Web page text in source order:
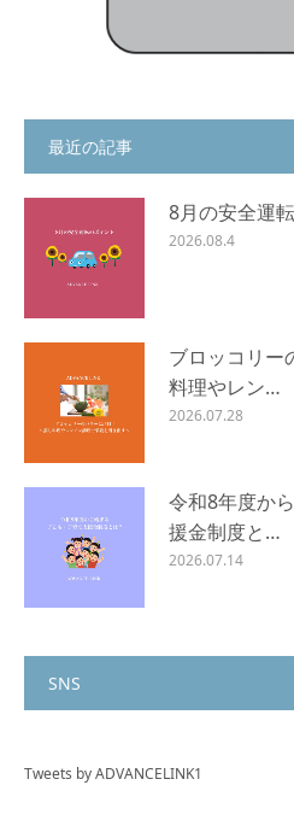
最近の記事
8月の安全運
2026.08.4
ブロッコリー
料理やレン…
2026.07.28
令和8年度か
援金制度と…
2026.07.14
SNS
Tweets by ADVANCELINK1